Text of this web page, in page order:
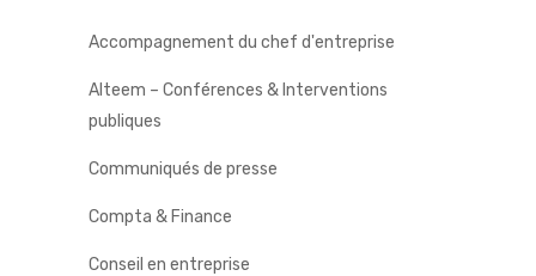
Accompagnement du chef d'entreprise
Alteem – Conférences & Interventions
publiques
Communiqués de presse
Compta & Finance
Conseil en entreprise